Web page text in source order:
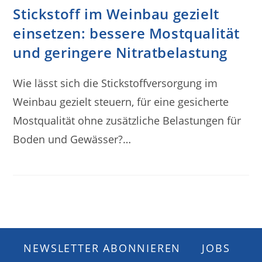
Stickstoff im Weinbau gezielt
einsetzen: bessere Mostqualität
und geringere Nitratbelastung
Wie lässt sich die Stickstoffversorgung im
Weinbau gezielt steuern, für eine gesicherte
Mostqualität ohne zusätzliche Belastungen für
Boden und Gewässer?…
NEWSLETTER ABONNIEREN JOBS